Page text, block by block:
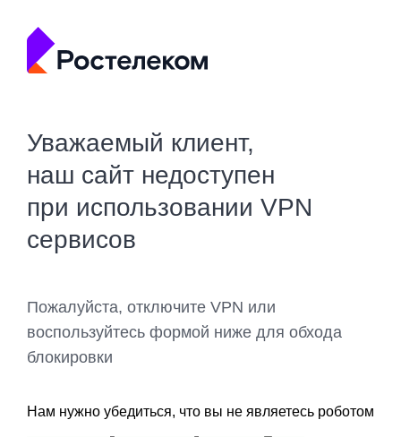
Уважаемый клиент,
наш сайт недоступен
при использовании VPN
сервисов
Пожалуйста, отключите VPN или
воспользуйтесь формой ниже для обхода
блокировки
Нам нужно убедиться, что вы не являетесь роботом